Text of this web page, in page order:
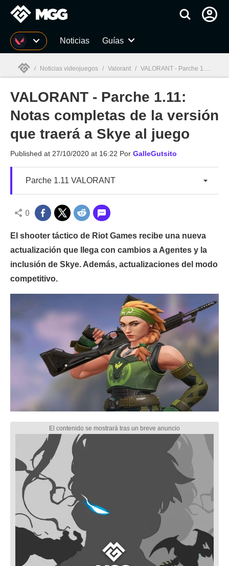
MGG Noticias Guías
MGG
/ Noticias videojuegos / Valorant / VALORANT - Parche 1.11: Notas completas de la versión que traerá a Skye al juego
VALORANT - Parche 1.11:
Notas completas de la versión
que traerá a Skye al juego
Published at 27/10/2020 at 16:22 Por GalleGutsito
Parche 1.11 VALORANT
0
El shooter táctico de Riot Games recibe una nueva
actualización que llega con cambios a Agentes y la
inclusión de Skye. Además, actualizaciones del modo
competitivo.